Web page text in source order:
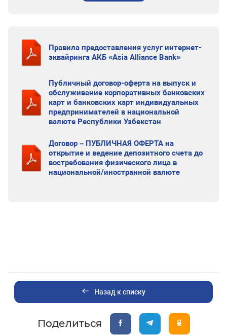
Правила предоставления услуг интернет-
эквайринга АКБ «Asia Alliance Bank»
Публичный договор-оферта на выпуск и
обслуживание корпоративных банковских
карт и банковских карт индивидуальных
предпринимателей в национальной
валюте Республики Узбекстан
Договор – ПУБЛИЧНАЯ ОФЕРТА на
открытие и ведение депозитного счета до
востребования физического лица в
национальной/иностранной валюте
Назад к списку
Поделиться